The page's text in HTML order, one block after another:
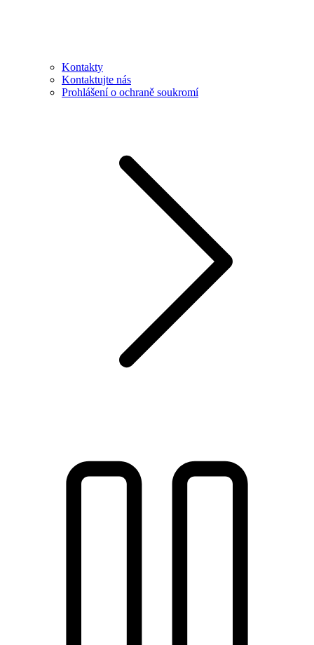
Kontakty
Kontaktujte nás
Prohlášení o ochraně soukromí